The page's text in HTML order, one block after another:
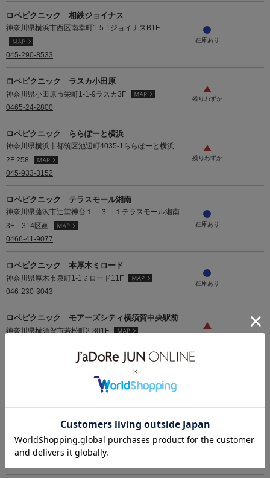
ロペピクニック 相鉄ジョイナス
神奈川県横浜市西区南幸町1-5-1ジョイナスB1F
045-290-8533
ロペピクニック ラスカ小田原
神奈川県小田原市栄町1-1-9ラスカ3F
0465-24-2800
ロペピクニック ららぽーと横浜
神奈川県横浜市都筑区池辺町4035-1ららぽーと横浜
2F 258
045-933-3152
ロペピクニック テラスモール湘南
神奈川県藤沢市辻堂神台１－３－１テラスモール湘南
3F 314区画
0466-41-9077
ロペピクニック 本厚木ミロード
神奈川県厚木市泉町1-1ミロード11F
046-230-3043
ロペピクニック モアーズシティ横須賀中央駅前
神奈川県横須賀市若松町2-301F
ロペピクニック 青葉台東急スクエア
神奈川県横浜市青葉区青葉台２－１－１青葉台東急ス
045-511-7798
ロペピクニック ルミネ藤沢
神奈川県藤沢市藤沢438-1ルミネ4F